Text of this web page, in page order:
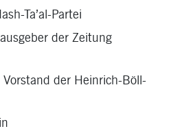
Ta’al-Partei
der Zeitung
Vorstand der Heinrich-Böll-